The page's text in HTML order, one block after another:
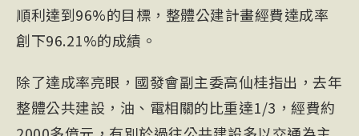
順利達到96%的目標，整體公建計畫經費達成率
創下96.21%的成績。
除了達成率亮眼，國發會副主委高仙桂指出，去年
整體公共建設，油、電相關的比重達1/3，經費約